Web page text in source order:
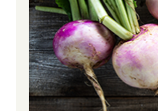
mère chez
tiré la tire à la
dû prendre du
mains pour
nos mains.
qu’il change